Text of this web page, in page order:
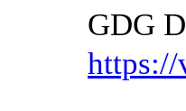
GDG
https://